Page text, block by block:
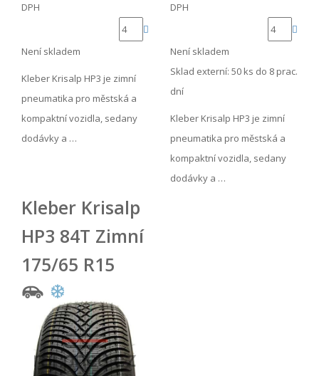
DPH
Není skladem
Kleber Krisalp HP3 je zimní
pneumatika pro městská a
kompaktní vozidla, sedany
dodávky a …
DPH
Není skladem
Sklad externí: 50 ks do 8 prac.
dní
Kleber Krisalp HP3 je zimní
pneumatika pro městská a
kompaktní vozidla, sedany
dodávky a …
Kleber Krisalp
HP3 84T Zimní
175/65 R15